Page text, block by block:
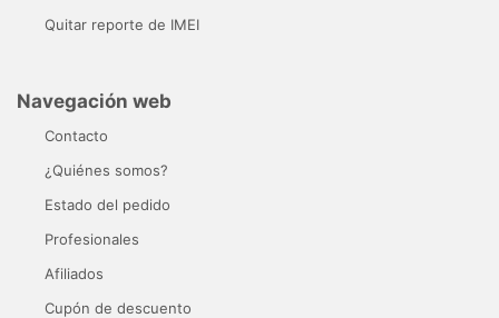
Quitar reporte de IMEI
Navegación web
Contacto
¿Quiénes somos?
Estado del pedido
Profesionales
Afiliados
Cupón de descuento